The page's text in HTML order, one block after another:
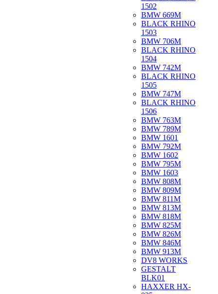
1502
BMW 669M
BLACK RHINO
1503
BMW 706M
BLACK RHINO
1504
BMW 742M
BLACK RHINO
1505
BMW 747M
BLACK RHINO
1506
BMW 763M
BMW 789M
BMW 1601
BMW 792M
BMW 1602
BMW 795M
BMW 1603
BMW 808M
BMW 809M
BMW 811M
BMW 813M
BMW 818M
BMW 825M
BMW 826M
BMW 846M
BMW 913M
DV8 WORKS
GESTALT
BLK01
HAXXER HX-